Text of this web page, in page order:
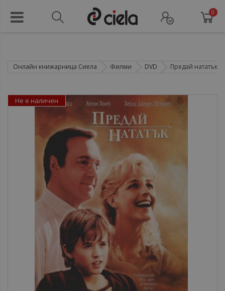
0
Онлайн книжарница Сиела Филми DVD Предай нататък
Не е наличен